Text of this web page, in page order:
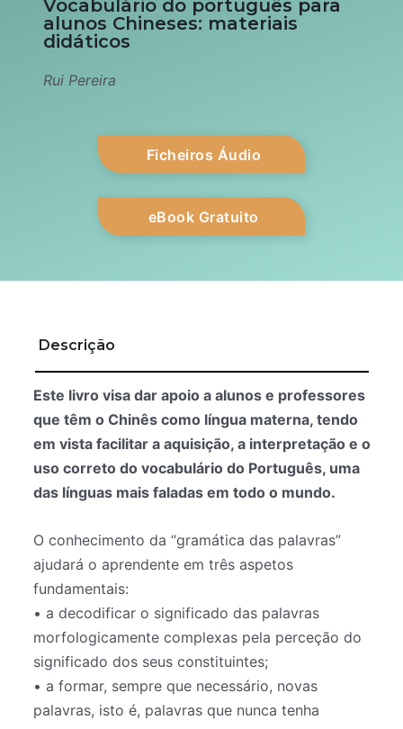
Vocabulário do português para
alunos Chineses: materiais
didáticos
Rui Pereira
Ficheiros Áudio
eBook Gratuito
Descrição
Este livro visa dar apoio a alunos e professores
que têm o Chinês como língua materna, tendo
em vista facilitar a aquisição, a interpretação e o
uso correto do vocabulário do Português, uma
das línguas mais faladas em todo o mundo.
O conhecimento da “gramática das palavras”
ajudará o aprendente em três aspetos
fundamentais:
• a decodificar o significado das palavras
morfologicamente complexas pela perceção do
significado dos seus constituintes;
• a formar, sempre que necessário, novas
palavras, isto é, palavras que nunca tenha